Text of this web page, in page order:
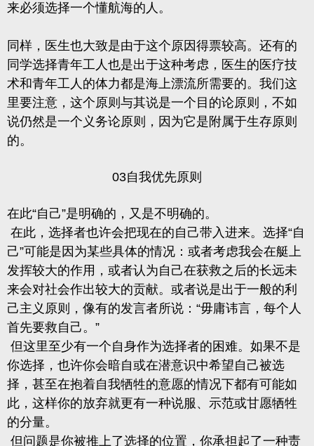
来必须选择一个懂航海的人。
同样，医生也大致是由于这个原因得票较高。还有的
同学选择青年工人也是出于这种考虑，医生的医疗技
术和青年工人的体力都是海上漂流所需要的。我们这
里要注意，这个原则与其说是一个目的论原则，不如
说仍然是一个义务论原则，因为它是附属于生存原则
的。
03自我优先原则
在此“自己”是明确的，又是不明确的。
在此，选择者也许会把现在的自己带入进来。选择“自
己”可能是因为某些具体的情况：或者考虑我会在艇上
发挥较大的作用，或者认为自己在获救之后的长远未
来会对社会作出较大的贡献。或者说是出于一般的利
己主义原则，像有的发言者所说：“毋庸讳言，每个人
首先要救自己。”
但这里至少有一个自身作为选择者的困难。如果不是
你选择，也许你会暗自或在潜意识中希望自己被选
择，甚至在抱着自我牺牲的意愿的情况下都有可能如
此，这样你的放弃就更有一种说服、示范或甘愿牺牲
的分量。
但问题是你被推上了选择的位置，你承担起了一种责